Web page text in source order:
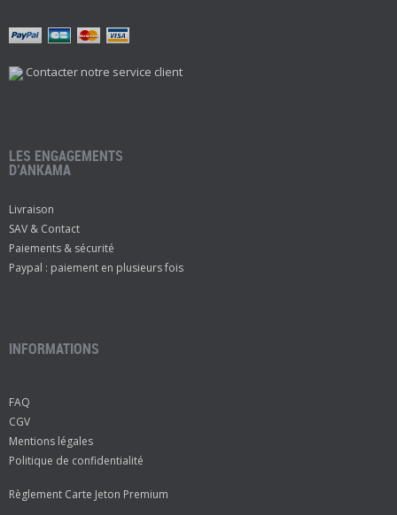
Contacter notre service client
LES ENGAGEMENTS
D’ANKAMA
Livraison
SAV & Contact
Paiements & sécurité
Paypal : paiement en plusieurs fois
INFORMATIONS
FAQ
CGV
Mentions légales
Politique de confidentialité
Règlement Carte Jeton Premium